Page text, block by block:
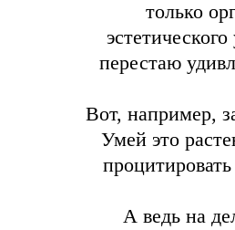
только
перестаю
Вот, например,
Умей это
А ведь на